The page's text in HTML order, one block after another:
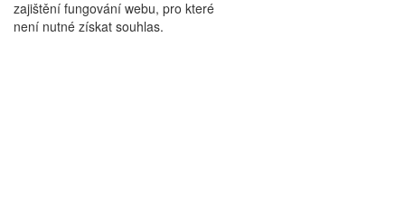
zajištění fungování webu, pro které
není nutné získat souhlas.